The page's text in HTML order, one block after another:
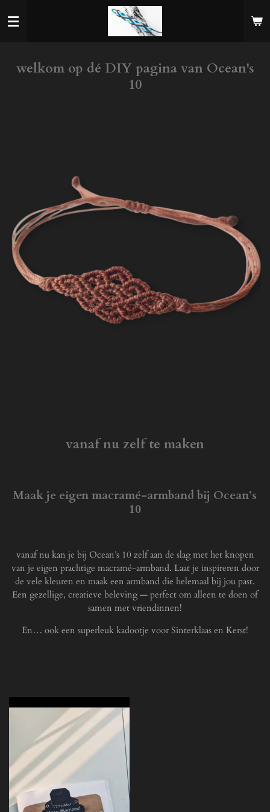
direct
hoofdinhoud
welkom op dé DIY pagina van Ocean's
10
vanaf nu zelf te maken
Maak je eigen macramé-armband bij Ocean’s
10
vanaf nu kan je bij Ocean’s 10 zelf aan de slag met het knopen
van je eigen prachtige macramé-armband. Laat je inspireren door
de vele kleuren en maak een armband die helemaal bij jou past.
Een gezellige, creatieve beleving — perfect om alleen te doen of
samen met vriendinnen!
En… ook een superleuk kadootje voor Sinterklaas en Kerst!